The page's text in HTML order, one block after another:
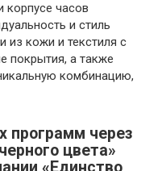
корпусе часов
и стиль
из кожи и текстиля с
покрытия, а также
комбинацию,
программ через
цвета»